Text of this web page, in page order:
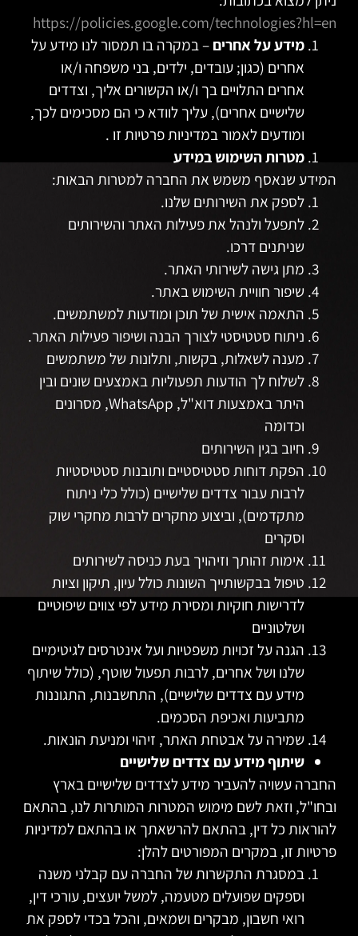
https://policies.google.com/technologies?hl=en
מידע על אחרים–במקרה בו תמסור לנו מידע על
אחרים (כגון; עובדים, ילדים, בני משפחה ו/או
אחרים התלויים בך ו/או הקשורים אליך, וצדדים
שלישיים אחרים), עליך לוודא כי הם מסכימים לכך,
ומודעים לאמור במדיניות פרטיות זו .
מטרות השימוש במידע
המידע שנאסף משמש את החברה למטרות הבאות:
לספק את השירותים שלנו.
לתפעל ולנהל את פעילות האתר והשירותים
שניתנים דרכו.
מתן גישה לשירותי האתר.
שיפור חוויית השימוש באתר.
התאמה אישית של תוכן ומודעות למשתמשים.
ניתוח סטטיסטי לצורך הבנה ושיפור פעילות האתר.
מענה לשאלות, בקשות, ותלונות של משתמשים
לשלוח לך הודעות תפעוליות באמצעים שונים ובין
היתר באמצעות דוא"ל, WhatsApp, מסרונים
וכדומה
חיוב בגין השירותים
הפקת דוחות סטטיסטיים ותובנות סטטיסטיות
לרבות עבור צדדים שלישיים (כולל כלי ניתוח
מתקדמים), וביצוע מחקרים לרבות מחקרי שוק
וסקרים
אימות זהותך וזיהויך בעת כניסה לשירותים
טיפול בבקשותייך השונות כולל עיון, תיקון וציות
לדרישות חוקיות ומסירת מידע לפי צווים שיפוטיים
ושלטוניים
הגנה על זכויות משפטיות ועל אינטרסים לגיטימיים
שלנו ושל אחרים, לרבות תפעול שוטף, (כולל שיתוף
מידע עם צדדים שלישיים), התחשבנות, התגוננות
מתביעות ואכיפת הסכמים.
שמירה על אבטחת האתר, זיהוי ומניעת הונאות.
שיתוף מידע עם צדדים שלישיים
החברה עשויה להעביר מידע לצדדים שלישיים בארץ
ובחו"ל, וזאת לשם מימוש המטרות המותרות לנו, בהתאם
להוראות כל דין, בהתאם להרשאתך או בהתאם למדיניות
פרטיות זו, במקרים המפורטים להלן:
במסגרת התקשרות של החברה עם קבלני משנה
וספקים שפועלים מטעמה, למשל יועצים, עורכי דין,
רואי חשבון, מבקרים ושמאים, והכל בכדי לספק את